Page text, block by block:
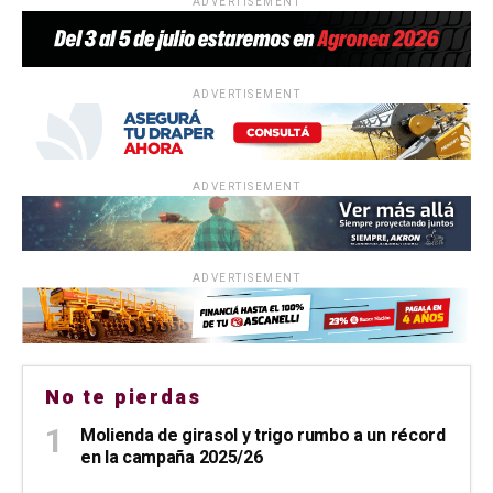
ADVERTISEMENT
ADVERTISEMENT
ADVERTISEMENT
No te pierdas
Molienda de girasol y trigo rumbo a un récord
en la campaña 2025/26